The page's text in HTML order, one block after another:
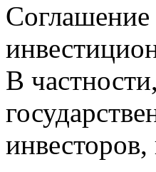
Соглашение
В